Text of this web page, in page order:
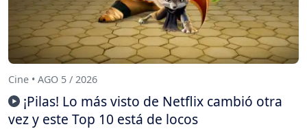
Cine • AGO 5 / 2026
¡Pilas! Lo más visto de Netflix cambió otra
vez y este Top 10 está de locos